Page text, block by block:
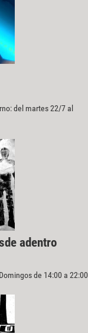
del martes 22/7 al
adentro
de 14:00 a 22:00